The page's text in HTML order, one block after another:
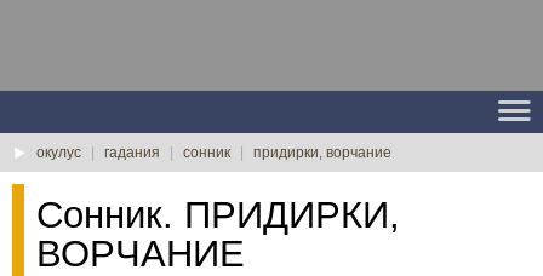
окулус гадания сонник придирки, ворчание
Сонник. ПРИДИРКИ,
ВОРЧАНИЕ